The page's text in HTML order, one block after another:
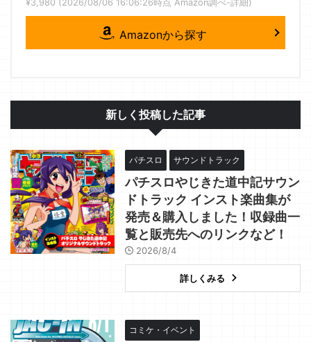
¥3,980 (2026/08/06 16:06:26時点 Amazon調べ-詳細)
Amazonから探す
新しく投稿した記事
パチスロ サウンドトラック
パチスロやじきた道中記サウン
ドトラック インスト楽曲集が
発売＆購入しました！収録曲一
覧と販売先へのリンクなど！
2026/8/4
詳しくみる
コミケ・イベント